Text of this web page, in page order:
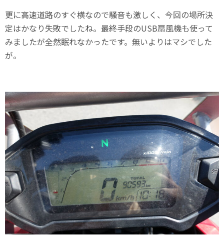
更に高速道路のすぐ横なので騒音も激しく、今回の場所決
定はかなり失敗でしたね。最終手段のUSB扇風機も使って
みましたが全然眠れなかったです。無いよりはマシでした
が。